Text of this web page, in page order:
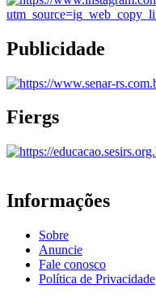
Publicidade
Fiergs
Informações
Sobre
Anuncie
Fale conosco
Política de Privacidade